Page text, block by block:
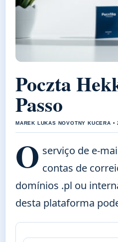
Poczta
Passo
MAREK LUKAS NOVOTNY KUCERA
O serviço de e-
contas de
domínios .pl ou
desta plataforma